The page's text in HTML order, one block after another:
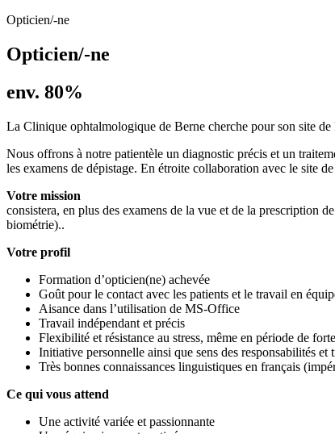
Opticien/-ne
Opticien/-ne
env. 80%
La Clinique ophtalmologique de Berne cherche pour son site de
Nous offrons à notre patientèle un diagnostic précis et un
les examens de dépistage. En étroite collaboration avec le site
Votre mission
consistera, en plus des examens de la vue et de la prescription
biométrie)..
Votre profil
Formation d’opticien(ne) achevée
Goût pour le contact avec les patients et le travail en
Aisance dans l’utilisation de MS-Office
Travail indépendant et précis
Flexibilité et résistance au stress, même en période de
Initiative personnelle ainsi que sens des responsabilités et
Très bonnes connaissances linguistiques en français
Ce qui vous attend
Une activité variée et passionnante